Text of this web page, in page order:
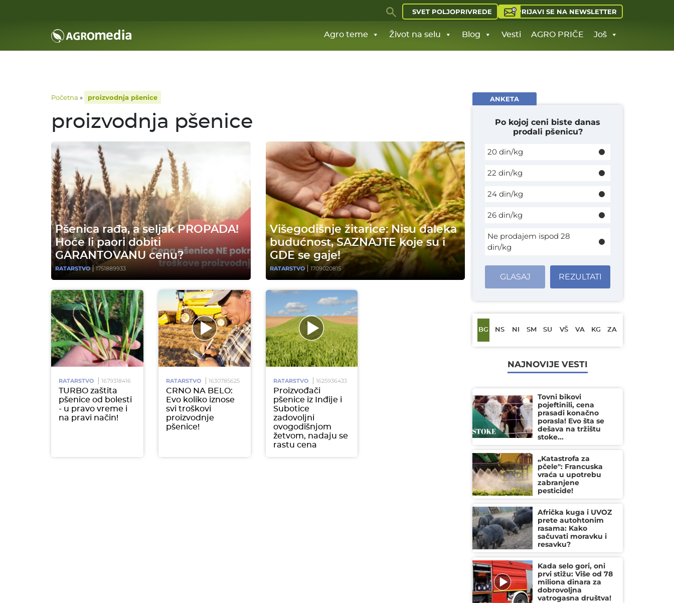
SVET POLJOPRIVREDE PRIJAVI SE NA NEWSLETTER
Agro teme Život na selu Blog Vesti AGRO PRIČE Još
Početna » proizvodnja pšenice
proizvodnja pšenice
Pšenica rađa, a seljak PROPADA!
Hoće li paori dobiti
GARANTOVANU cenu?
RATARSTVO 1751889933
Višegodišnje žitarice: Nisu daleka
budućnost, SAZNAJTE koje su i
GDE se gaje!
RATARSTVO 1709020815
RATARSTVO 1679318416
TURBO zaštita
pšenice od bolesti
- u pravo vreme i
na pravi način!
RATARSTVO 1630785625
CRNO NA BELO:
Evo koliko iznose
svi troškovi
proizvodnje
pšenice!
RATARSTVO 1625936433
Proizvođači
pšenice iz Inđije i
Subotice
zadovoljni
ovogodišnjom
žetvom, nadaju se
rastu cena
ANKETA
Po kojoj ceni biste danas
prodali pšenicu?
20 din/kg
22 din/kg
24 din/kg
26 din/kg
Ne prodajem ispod 28
din/kg
GLASAJ REZULTATI
BG NS NI SM SU VŠ VA KG ZA
NAJNOVIJE VESTI
Tovni bikovi
pojeftinili, cena
prasadi konačno
porasla! Evo šta se
dešava na tržištu
stoke...
„Katastrofa za
pčele": Francuska
vraća u upotrebu
zabranjene
pesticide!
Afrička kuga i UVOZ
prete autohtonim
rasama: Kako
sačuvati moravku i
resavku?
Kada selo gori, oni
prvi stižu: Više od 78
miliona dinara za
dobrovoljna
vatrogasna društva!